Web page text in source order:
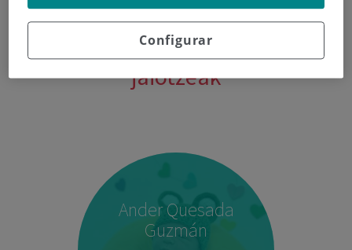
Poliklinika Gipuzkoako azken
jaiotzeak
Ander Quesada
Guzmán
Configurar